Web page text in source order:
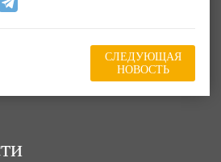
СЛЕДУЮЩАЯ
НОВОСТЬ